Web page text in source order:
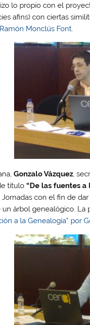
lo propio con el
afins) con ciertas
Monclús Font.
Gonzalo Vázquez,
título “De las fuentes
con el fin de
árbol genealógico.
a la Genealogía” por